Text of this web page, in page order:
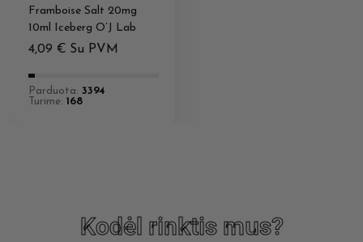
Framboise Salt 20mg
10ml Iceberg O’J Lab
4,09 € Su PVM
Parduota: 3394
Turime: 168
Kodėl rinktis mus?